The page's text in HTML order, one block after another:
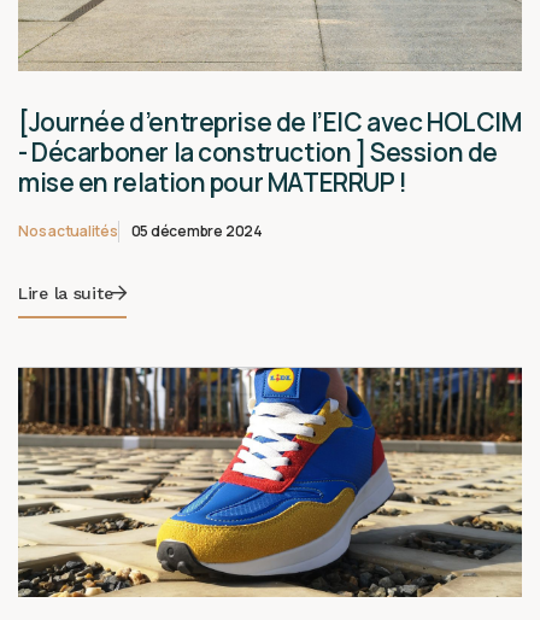
[Journée d’entreprise de l’EIC avec HOLCIM
- Décarboner la construction ] Session de
mise en relation pour MATERRUP !
Nos actualités 05 décembre 2024
Lire la suite